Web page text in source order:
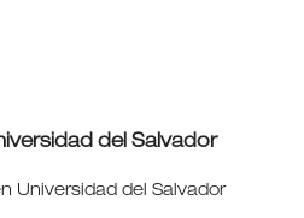
del Salvador
Universidad del Salvador